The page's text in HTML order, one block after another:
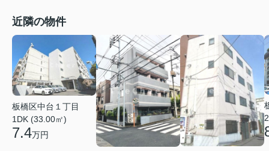
近隣の物件
板橋区中台１丁目
1DK (33.00㎡)
7.4万円